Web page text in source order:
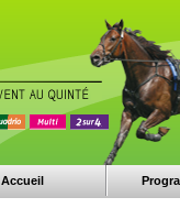
Accueil